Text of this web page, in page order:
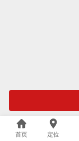
首页 定位